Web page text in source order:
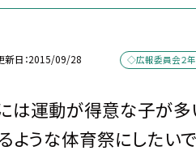
新日 2015/09/28 ◇広報委員会２
は運動が得意な子が
ような体育祭にしたいで